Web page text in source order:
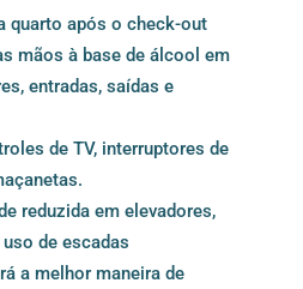
quarto após o check-out
mãos à base de álcool em
entradas, saídas e
de TV, interruptores de
reduzida em elevadores,
de escadas
a melhor maneira de